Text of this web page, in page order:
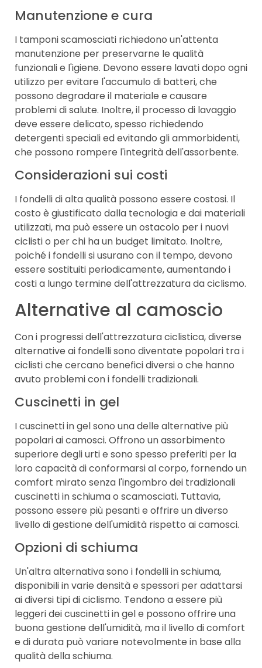
Manutenzione e cura
I tamponi scamosciati richiedono un'attenta
manutenzione per preservarne le qualità
funzionali e l'igiene. Devono essere lavati dopo ogni
utilizzo per evitare l'accumulo di batteri, che
possono degradare il materiale e causare
problemi di salute. Inoltre, il processo di lavaggio
deve essere delicato, spesso richiedendo
detergenti speciali ed evitando gli ammorbidenti,
che possono rompere l'integrità dell'assorbente.
Considerazioni sui costi
I fondelli di alta qualità possono essere costosi. Il
costo è giustificato dalla tecnologia e dai materiali
utilizzati, ma può essere un ostacolo per i nuovi
ciclisti o per chi ha un budget limitato. Inoltre,
poiché i fondelli si usurano con il tempo, devono
essere sostituiti periodicamente, aumentando i
costi a lungo termine dell'attrezzatura da ciclismo.
Alternative al camoscio
Con i progressi dell'attrezzatura ciclistica, diverse
alternative ai fondelli sono diventate popolari tra i
ciclisti che cercano benefici diversi o che hanno
avuto problemi con i fondelli tradizionali.
Cuscinetti in gel
I cuscinetti in gel sono una delle alternative più
popolari ai camosci. Offrono un assorbimento
superiore degli urti e sono spesso preferiti per la
loro capacità di conformarsi al corpo, fornendo un
comfort mirato senza l'ingombro dei tradizionali
cuscinetti in schiuma o scamosciati. Tuttavia,
possono essere più pesanti e offrire un diverso
livello di gestione dell'umidità rispetto ai camosci.
Opzioni di schiuma
Un'altra alternativa sono i fondelli in schiuma,
disponibili in varie densità e spessori per adattarsi
ai diversi tipi di ciclismo. Tendono a essere più
leggeri dei cuscinetti in gel e possono offrire una
buona gestione dell'umidità, ma il livello di comfort
e di durata può variare notevolmente in base alla
qualità della schiuma.